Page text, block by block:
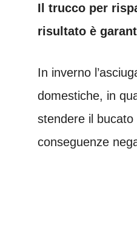
Il trucco per
risultato è
In inverno
domestiche, in
stendere il
conseguenze